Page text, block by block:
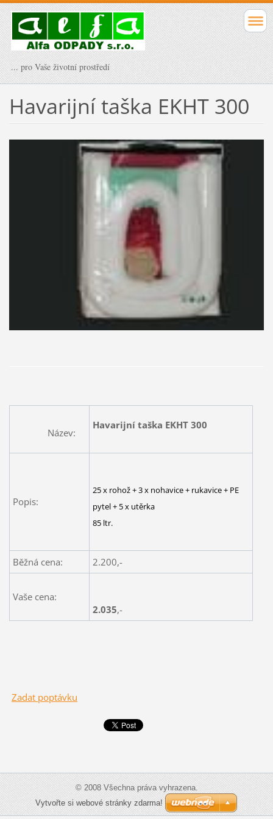
... pro Vaše životní prostředí
Havarijní taška EKHT 300
Název:
Havarijní taška EKHT 300
Popis:
25 x rohož + 3 x nohavice + rukavice + PE
pytel + 5 x utěrka
85 ltr.
Běžná cena: 2.200,-
Vaše cena:
2.035,-
Zadat poptávku
© 2008 Všechna práva vyhrazena.
Vytvořte si webové stránky zdarma!